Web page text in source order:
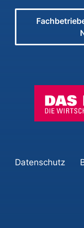
Datenschutz